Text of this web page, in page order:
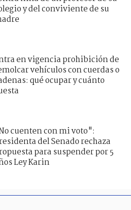
y del conviviente de su
en vigencia prohibición de
vehículos con cuerdas o
qué ocupar y cuánto
cuenten con mi voto":
del Senado rechaza
para suspender por 5
Ley Karin